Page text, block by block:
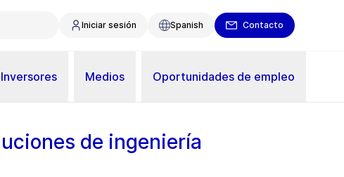
Iniciar sesión Spanish Contacto
Inversores Medios Oportunidades de empleo
de ingeniería